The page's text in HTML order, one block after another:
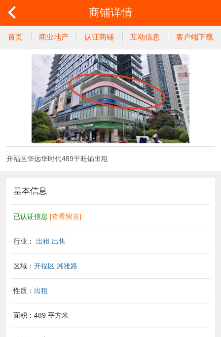
商铺详情
首页 商业地产 认证商铺 互动信息 客户端下载
开福区华远华时代489平旺铺出租
基本信息
已认证信息 [查看留言]
行业： 出租 出售
区域： 开福区 湘雅路
性质： 出租
面积：489 平方米